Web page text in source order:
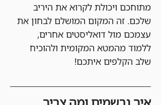
מתוחכם ויכולת לקרוא את היריב
שלכם. זה המקום המושלם לבחון את
עצמכם מול דואליסטים אחרים,
ללמוד מהמטא המקומית ולהוכיח
שלב הקלפים איתכם!